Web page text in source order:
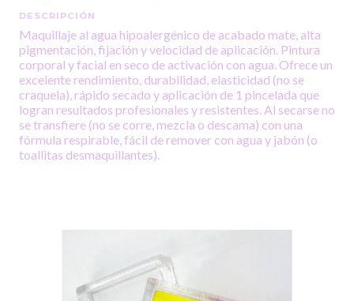
DESCRIPCIÓN
Maquillaje al agua hipoalergénico de acabado mate, alta
pigmentación, fijación y velocidad de aplicación. Pintura
corporal y facial en seco de activación con agua. Ofrece un
excelente rendimiento, durabilidad, elasticidad (no se
craquela), rápido secado y aplicación de 1 pincelada que
logran resultados profesionales y resistentes. Al secarse no
se transfiere (no se corre, mezcla o descama) con una
fórmula respirable, fácil de remover con agua y jabón (o
toallitas desmaquillantes).